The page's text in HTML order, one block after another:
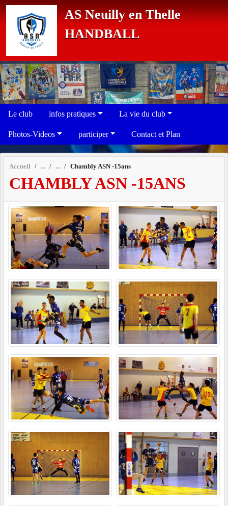
AS Neuilly en Thelle
HANDBALL
Le club infos pratiques La vie du club
Photos-Videos participer Contact et Plan
Accueil Chambly ASN -15ans
CHAMBLY ASN -15ANS
Panneau de gestion des cookies